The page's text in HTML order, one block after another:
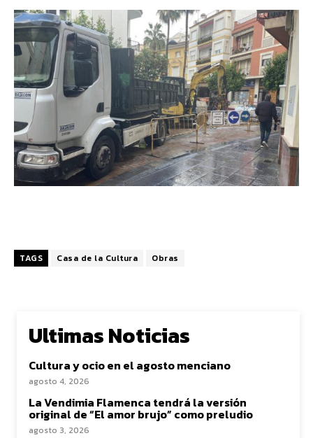
TAGS Casa de la Cultura Obras
Ultimas Noticias
Cultura y ocio en el agosto menciano
agosto 4, 2026
La Vendimia Flamenca tendrá la versión
original de “El amor brujo” como preludio
agosto 3, 2026